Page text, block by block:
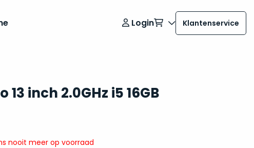
Login Klantenservice
13 inch 2.0GHz i5 16GB
nooit meer op voorraad